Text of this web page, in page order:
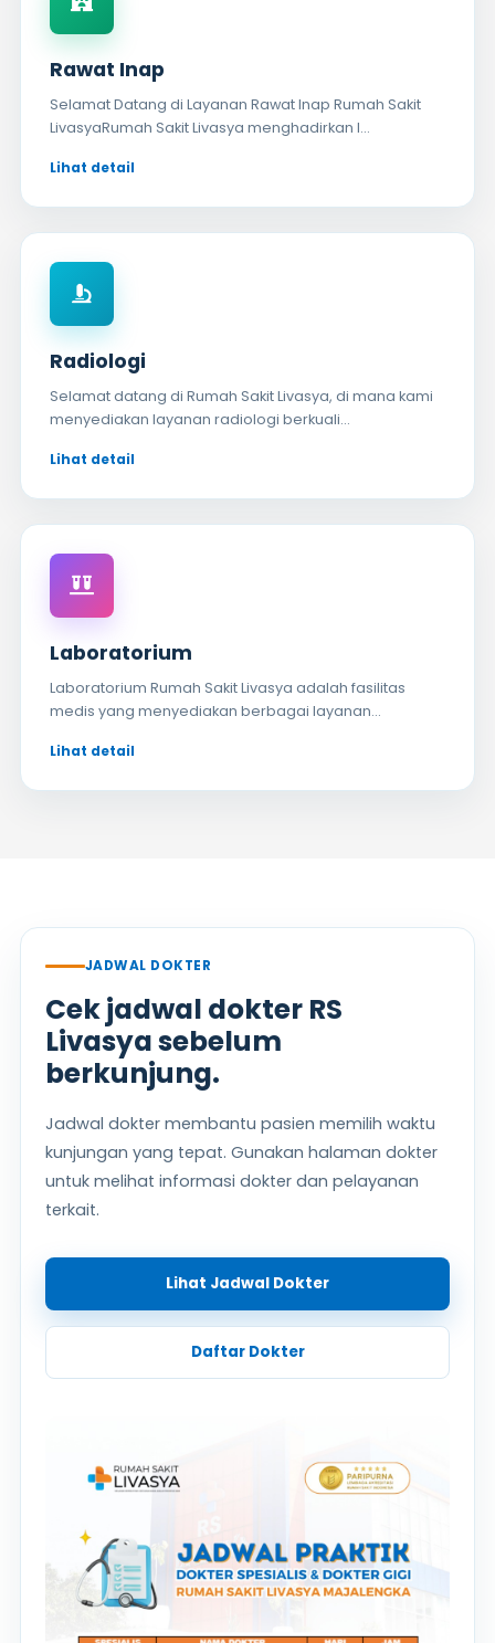
Rawat Inap
Selamat Datang di Layanan Rawat Inap Rumah Sakit
LivasyaRumah Sakit Livasya menghadirkan l...
Radiologi
Selamat datang di Rumah Sakit Livasya, di mana kami
menyediakan layanan radiologi berkuali...
Laboratorium
Laboratorium Rumah Sakit Livasya adalah fasilitas
medis yang menyediakan berbagai layanan...
JADWAL DOKTER
Cek jadwal dokter RS
Livasya sebelum
berkunjung.
Jadwal dokter membantu pasien memilih waktu
kunjungan yang tepat. Gunakan halaman dokter
untuk melihat informasi dokter dan pelayanan
terkait.
Lihat Jadwal Dokter
Daftar Dokter